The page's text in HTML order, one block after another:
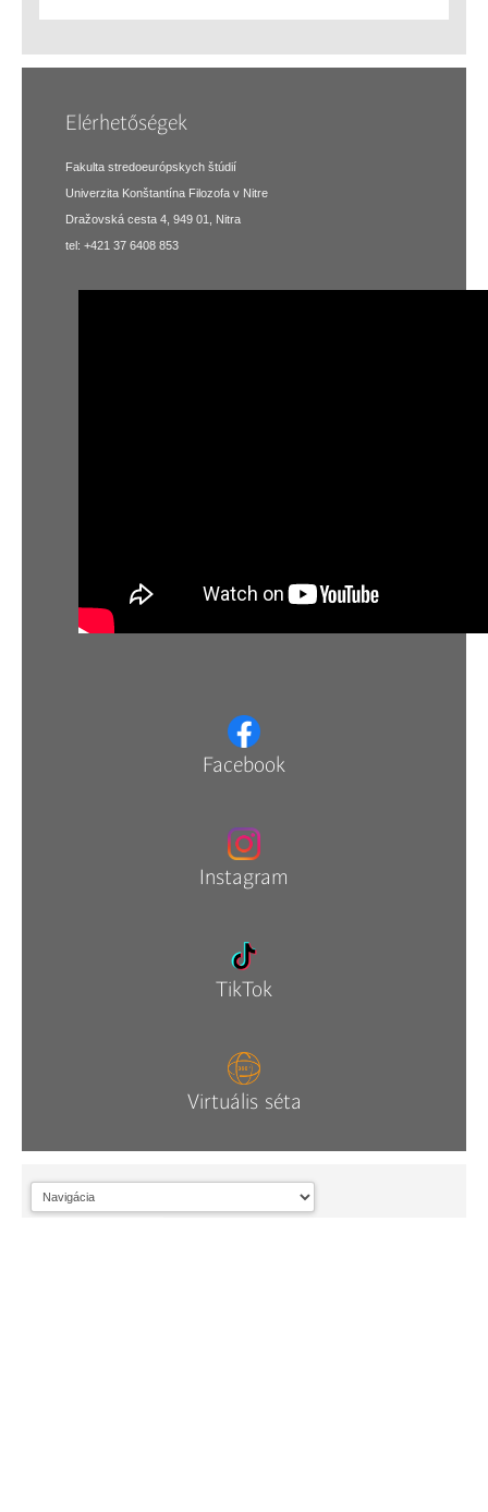
Elérhetőségek
Fakulta stredoeurópskych štúdií
Univerzita Konštantína Filozofa v Nitre
Dražovská cesta 4, 949 01, Nitra
tel: +421 37 6408 853
Facebook
Instagram
TikTok
Virtuális séta